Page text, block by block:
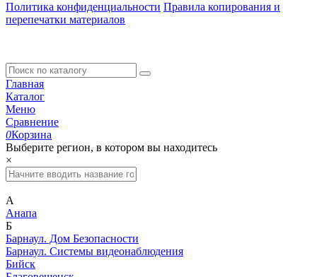
Политика конфиденциальности Правила копирования и
перепечатки материалов
Главная
Каталог
Меню
Сравнение
0Корзина
Выберите регион, в котором вы находитесь
×
А
Анапа
Б
Барнаул. Дом Безопасности
Барнаул. Системы видеонаблюдения
Бийск